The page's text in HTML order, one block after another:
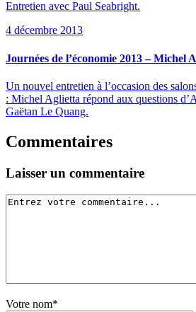
Entretien avec Paul Seabright.
4 décembre 2013
Journées de l’économie 2013 – Michel
Un nouvel entretien à l’occasion des
: Michel Aglietta répond aux questions
Gaëtan Le Quang.
Commentaires
Laisser un commentaire
Votre nom*